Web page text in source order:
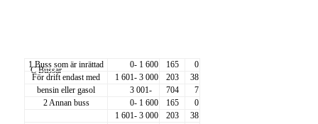
C Bussar
1 Buss som är inrättad 0- 1 600 165
0
För drift endast med
1 601- 3 000 203
38
bensin eller gasol
3 001- 704
7
2 Annan buss
0- 1 600 165
0
1 601- 3 000
203
38